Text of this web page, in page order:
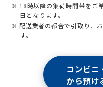
※ 18時以降の集荷時間帯をご
日となります。
※ 配送業者の都合で引取り、
す。
コンビニ
から預け